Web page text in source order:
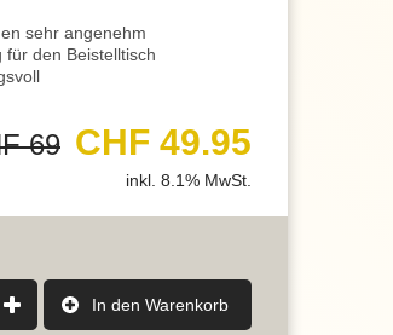
sehr angenehm
für den Beistelltisch
platzieren
69 CHF 49.95
inkl. 8.1% MwSt.
In den Warenkorb